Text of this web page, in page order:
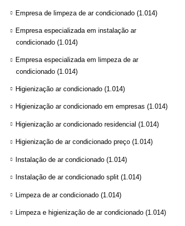
Empresa de limpeza de ar condicionado (1.014)
Empresa especializada em instalação ar
condicionado (1.014)
Empresa especializada em limpeza de ar
condicionado (1.014)
Higienização ar condicionado (1.014)
Higienização ar condicionado em empresas (1.014)
Higienização ar condicionado residencial (1.014)
Higienização de ar condicionado preço (1.014)
Instalação de ar condicionado (1.014)
Instalação de ar condicionado split (1.014)
Limpeza de ar condicionado (1.014)
Limpeza e higienização de ar condicionado (1.014)